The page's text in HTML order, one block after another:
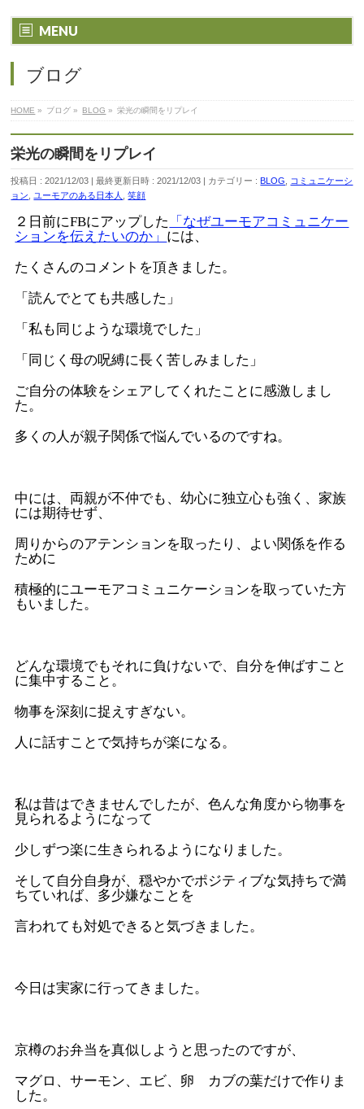
MENU
ブログ
HOME » ブログ » BLOG » 栄光の瞬間をリプレイ
栄光の瞬間をリプレイ
投稿日 : 2021/12/03 最終更新日時 : 2021/12/03 カテゴリー :BLOG
コミュニケーシ
ョン
ユーモアのある日本人 ,笑顔
２日前にFBにアップした
「なぜユーモアコミュニケー
ションを伝えたいのか」 には、
たくさんのコメントを頂きました。
「読んでとても共感した」
「私も同じような環境でした」
「同じく母の呪縛に長く苦しみました」
ご自分の体験をシェアしてくれたことに感激しまし
た。
多くの人が親子関係で悩んでいるのですね。
中には、両親が不仲でも、幼心に独立心も強く、家族
には期待せず、
周りからのアテンションを取ったり、よい関係を作る
ために
積極的にユーモアコミュニケーションを取っていた方
もいました。
どんな環境でもそれに負けないで、自分を伸ばすこと
に集中すること。
物事を深刻に捉えすぎない。
人に話すことで気持ちが楽になる。
私は昔はできませんでしたが、色んな角度から物事を
見られるようになって
少しずつ楽に生きられるようになりました。
そして自分自身が、穏やかでポジティブな気持ちで満
ちていれば、多少嫌なことを
言われても対処できると気づきました。
今日は実家に行ってきました。
京樽のお弁当を真似しようと思ったのですが、
マグロ、サーモン、エビ、卵 カブの葉だけで作りま
した。